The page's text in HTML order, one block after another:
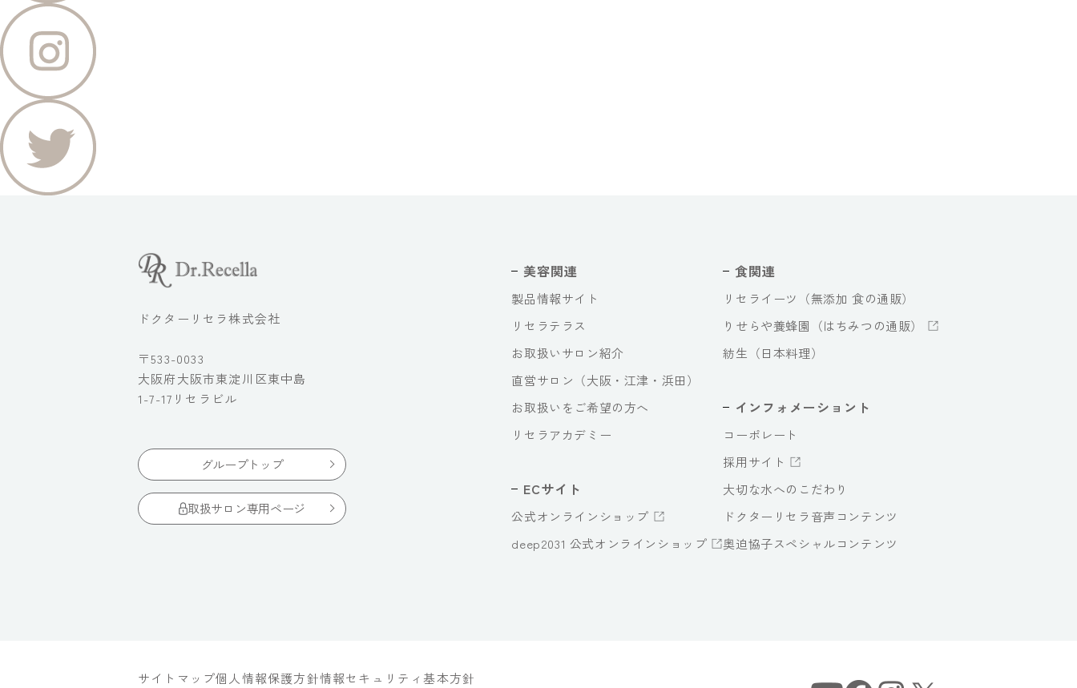
ドクターリセラ株式会社
〒533-0033
大阪府大阪市東淀川区東中島
1-7-17リセラビル
グループトップ
取扱サロン専用ページ
美容関連
製品情報サイト
リセラテラス
お取扱いサロン紹介
直営サロン（大阪・江津・浜田）
お取扱いをご希望の方へ
リセラアカデミー
ECサイト
公式オンラインショップ
deep2031 公式オンラインショップ
食関連
リセライーツ（無添加 食の通販）
りせらや養蜂園（はちみつの通販）
紡生（日本料理）
インフォメーショント
コーポレート
採用サイト
大切な水へのこだわり
ドクターリセラ音声コンテンツ
奥迫協子スペシャルコンテンツ
サイトマップ個人情報保護方針情報セキュリティ基本方針